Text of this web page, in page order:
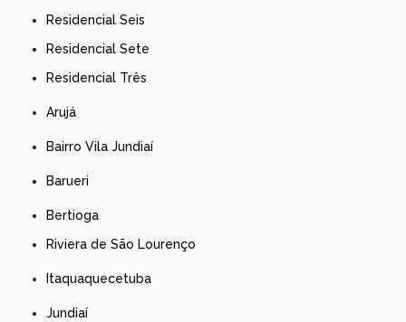
Residencial Seis
Residencial Sete
Residencial Três
Arujá
Bairro Vila Jundiaí
Barueri
Bertioga
Riviera de São Lourenço
Itaquaquecetuba
Jundiaí